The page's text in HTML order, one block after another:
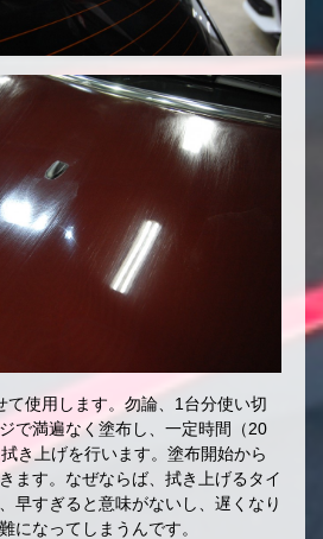
て使用します。勿論、1台分使い切
で満遍なく塗布し、一定時間（20
き上げを行います。塗布開始から
ます。なぜならば、拭き上げるタイ
早すぎると意味がないし、遅くなり
になってしまうんです。